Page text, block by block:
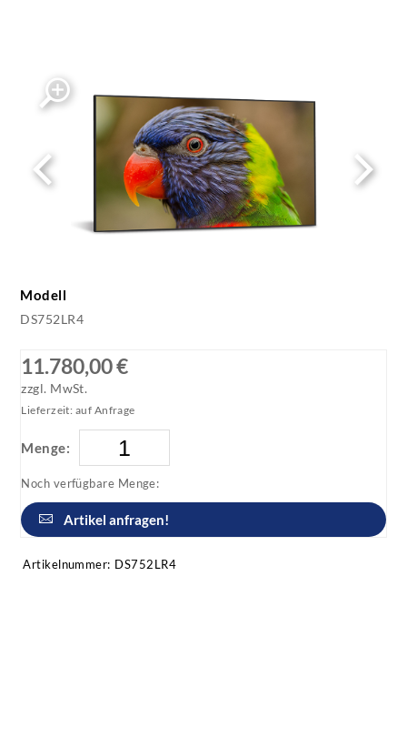
Modell
DS752LR4
11.780,00 €
zzgl. MwSt.
Lieferzeit: auf Anfrage
Menge:
Noch verfügbare Menge:
Artikel anfragen!
Artikelnummer: DS752LR4